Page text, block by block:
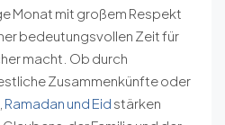
Monat mit großem Respekt
bedeutungsvollen Zeit für
macht. Ob durch
Zusammenkünfte oder
Ramadan und Eid stärken